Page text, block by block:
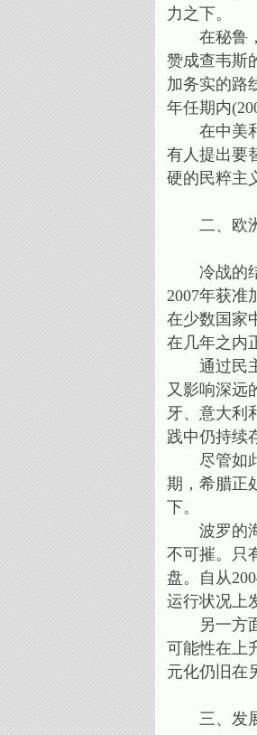
力之下。
在秘鲁，
赞成查韦斯
加务实的路
年任期内
在中美和
有人提出要
硬的民粹主
二、欧洲
冷战的结
2007年获准
在少数国家
在几年之内
通过民主
又影响深远
牙、意大利
践中仍持续
尽管如此
期，希腊正
下。
波罗的海
不可摧。只
盘。自从
运行状况上
另一方面
可能性在上
元化仍旧在
三、发